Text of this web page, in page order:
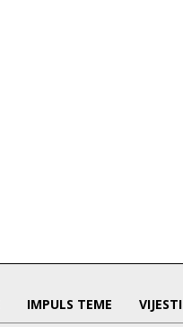
IMPULS TEME VIJESTI